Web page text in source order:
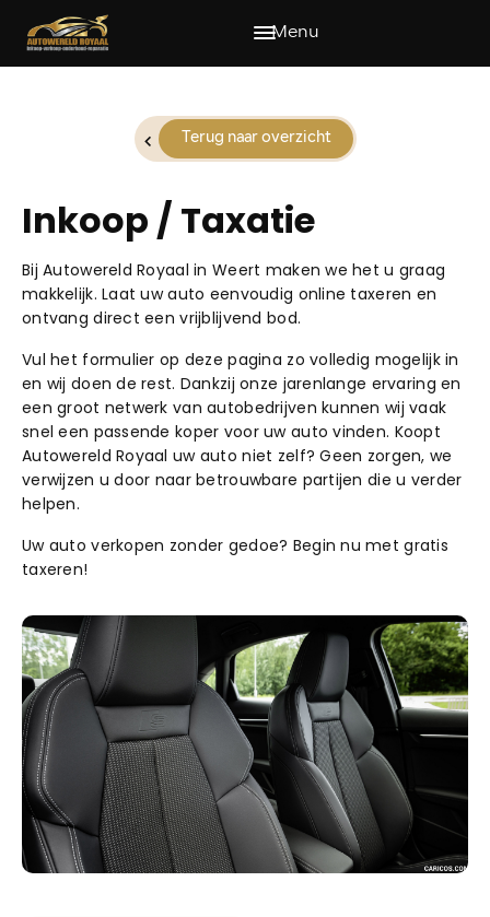
Menu
Home
Aanbod
Diensten
Over ons
Contact
Contact Openingstijden
Terug naar overzicht
Inkoop / Taxatie
Bij Autowereld Royaal in Weert maken we het u graag
makkelijk. Laat uw auto eenvoudig online taxeren en
ontvang direct een vrijblijvend bod.
Vul het formulier op deze pagina zo volledig mogelijk in
en wij doen de rest. Dankzij onze jarenlange ervaring en
een groot netwerk van autobedrijven kunnen wij vaak
snel een passende koper voor uw auto vinden. Koopt
Autowereld Royaal uw auto niet zelf? Geen zorgen, we
verwijzen u door naar betrouwbare partijen die u verder
helpen.
Uw auto verkopen zonder gedoe? Begin nu met gratis
taxeren!